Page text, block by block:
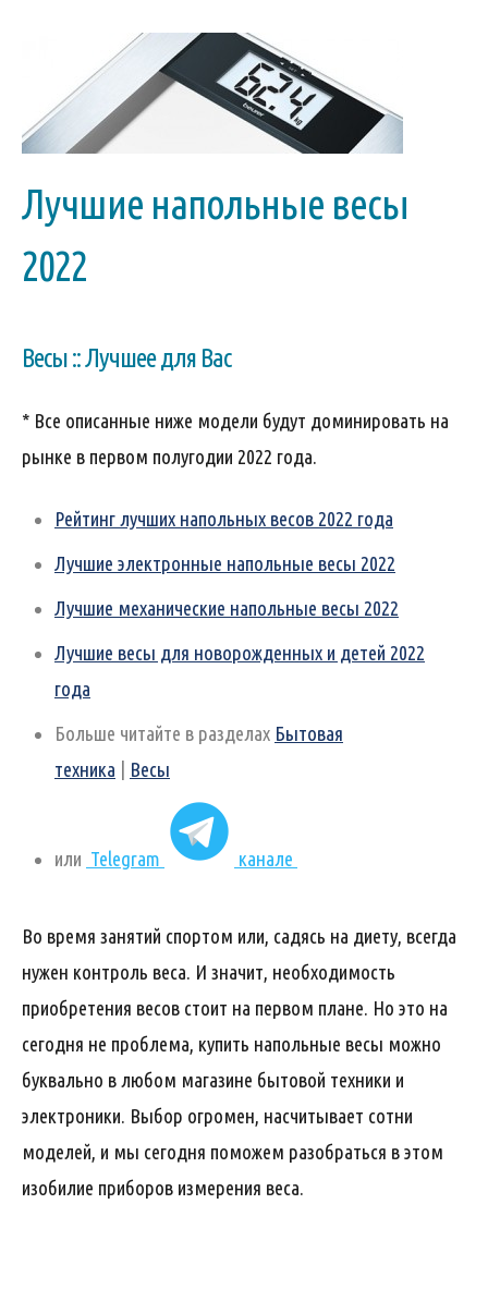
Лучшие напольные весы
2022
Весы :: Лучшее для Вас
* Все описанные ниже модели будут доминировать на
рынке в первом полугодии 2022 года.
Рейтинг лучших напольных весов 2022 года
Лучшие электронные напольные весы 2022
Лучшие механические напольные весы 2022
Лучшие весы для новорожденных и детей 2022
года
Больше читайте в разделах Бытовая
техника
Весы
или Telegram канале
Во время занятий спортом или, садясь на диету, всегда
нужен контроль веса. И значит, необходимость
приобретения весов стоит на первом плане. Но это на
сегодня не проблема, купить напольные весы можно
буквально в любом магазине бытовой техники и
электроники. Выбор огромен, насчитывает сотни
моделей, и мы сегодня поможем разобраться в этом
изобилие приборов измерения веса.